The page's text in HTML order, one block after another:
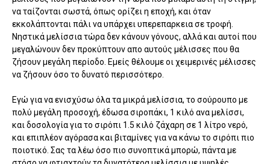
να ταίζονται σωστά, όπως ορίζει η εποχή, και όταν
εκκολάπτονται πάλι να υπάρχει υπερεπαρκεια σε τροφή.
Νηστικά μελίσσια τώρα δεν κάνουν γόνους, αλλά και αυτοί που
μεγαλώνουν δεν προκύπτουν απο αυτούς μέλισσες που θα
ζήσουν μεγάλη περίοδο. Εμείς θέλουμε οι χειμερινές μέλισσες
να ζήσουν όσο το δυνατό περισσότερο.
Εγώ για να ενισχύσω όλα τα μικρά μελίσσια, το σούρουπο με
πολύ μεγάλη προσοχή, έδωσα σιροπάκι, 1 κιλό ανα μελίσσι,
και δοσολογία για το σιρόπι 1.5 κιλό ζάχαρη σε 1 λίτρο νερό,
και επιπλέον αγόρασα και βιταμίνες για να κάνω το σιρόπι πιο
ποιοτικό. Σας τα λέω όσο πιο συνοπτικά μπορώ, πάντα με